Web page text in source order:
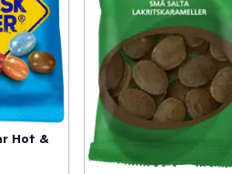
Hot &